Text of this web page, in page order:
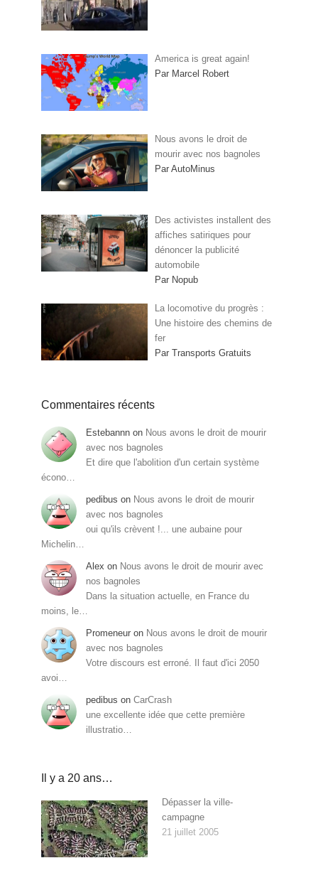
America is great again!
Par Marcel Robert
Nous avons le droit de
mourir avec nos bagnoles
Par AutoMinus
Des activistes installent des
affiches satiriques pour
dénoncer la publicité
automobile
Par Nopub
La locomotive du progrès :
Une histoire des chemins de
fer
Par Transports Gratuits
Commentaires récents
Estebannn on Nous avons le droit de mourir
avec nos bagnoles
Et dire que l'abolition d'un certain système
écono…
pedibus on Nous avons le droit de mourir
avec nos bagnoles
oui qu'ils crèvent !... une aubaine pour
Michelin…
Alex on Nous avons le droit de mourir avec
nos bagnoles
Dans la situation actuelle, en France du
moins, le…
Promeneur on Nous avons le droit de mourir
avec nos bagnoles
Votre discours est erroné. Il faut d'ici 2050
avoi…
pedibus on CarCrash
une excellente idée que cette première
illustratio…
Il y a 20 ans…
Dépasser la ville-
campagne
21 juillet 2005